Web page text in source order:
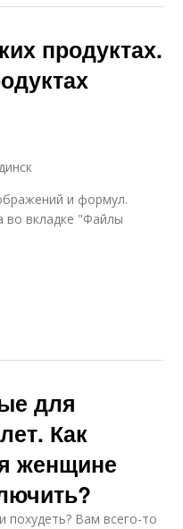
продуктах.
и формул.
во вкладке "Файлы
для
Как
женщине
похудеть? Вам всего-то